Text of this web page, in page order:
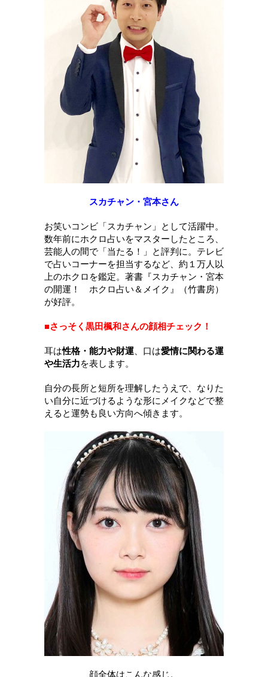
スカチャン・宮本さん
お笑いコンビ「スカチャン」として活躍中。
数年前にホクロ占いをマスターしたところ、
芸能人の間で「当たる！」と評判に。 テレビ
で占いコーナーを担当するなど、約１万人以
上のホクロを鑑定。 著書『スカチャン・宮本
の開運！ ホクロ占い＆メイク』（竹書房）
が好評。
■さっそく黒田楓和さんの顔相チェック！
耳は性格・能力や財運 、口は愛情に関わる運
や生活力を表します。
自分の長所と短所を理解したうえで、なりた
い自分に近づけるような形にメイクなどで整
えると運勢も良い方向へ傾きます。
顔全体はこんな感じ。